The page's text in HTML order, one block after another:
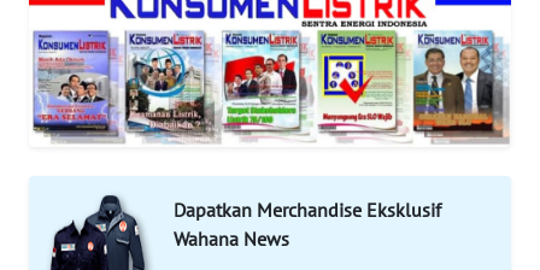
Dapatkan Merchandise Eksklusif
Wahana News
WN
SUMUT
WN
WN
JABAR